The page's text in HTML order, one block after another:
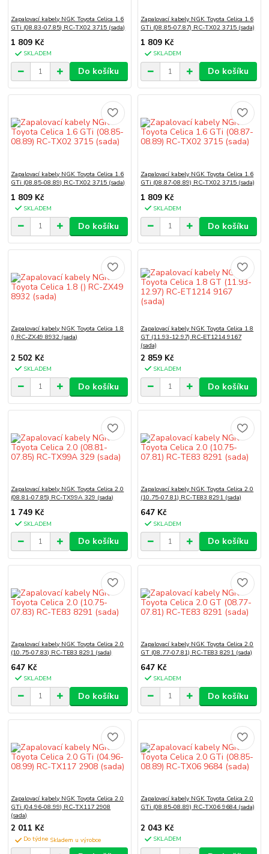
Zapalovací kabely NGK Toyota Celica 1.6
GTi (08.83-07.85) RC-TX02 3715 (sada)
1 809 Kč
SKLADEM
Do košíku
Zapalovací kabely NGK Toyota Celica 1.6
GTi (08.85-07.87) RC-TX02 3715 (sada)
1 809 Kč
SKLADEM
Do košíku
Zapalovací kabely NGK Toyota Celica 1.6
GTi (08.85-08.89) RC-TX02 3715 (sada)
1 809 Kč
SKLADEM
Do košíku
Zapalovací kabely NGK Toyota Celica 1.6
GTi (08.87-08.89) RC-TX02 3715 (sada)
1 809 Kč
SKLADEM
Do košíku
Zapalovací kabely NGK Toyota Celica 1.8
() RC-ZX49 8932 (sada)
2 502 Kč
SKLADEM
Do košíku
Zapalovací kabely NGK Toyota Celica 1.8
GT (11.93-12.97) RC-ET1214 9167
(sada)
2 859 Kč
SKLADEM
Do košíku
Zapalovací kabely NGK Toyota Celica 2.0
(08.81-07.85) RC-TX99A 329 (sada)
1 749 Kč
SKLADEM
Do košíku
Zapalovací kabely NGK Toyota Celica 2.0
(10.75-07.81) RC-TE83 8291 (sada)
647 Kč
SKLADEM
Do košíku
Zapalovací kabely NGK Toyota Celica 2.0
(10.75-07.83) RC-TE83 8291 (sada)
647 Kč
SKLADEM
Do košíku
Zapalovací kabely NGK Toyota Celica 2.0
GT (08.77-07.81) RC-TE83 8291 (sada)
647 Kč
SKLADEM
Do košíku
Zapalovací kabely NGK Toyota Celica 2.0
GTi (04.96-08.99) RC-TX117 2908
(sada)
2 011 Kč
Do týdne
Zapalovací kabely NGK Toyota Celica 2.0
GTi (08.85-08.89) RC-TX06 9684 (sada)
2 043 Kč
SKLADEM